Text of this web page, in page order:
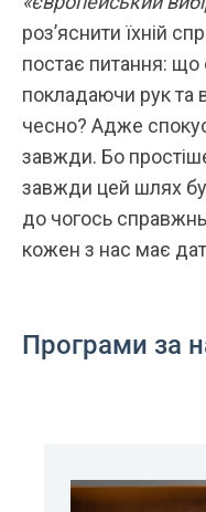
роз’яснити їхній
постає питання:
покладаючи рук та
чесно? Адже
завжди. Бо
завжди цей шлях
до чогось
кожен з нас має
Програми за